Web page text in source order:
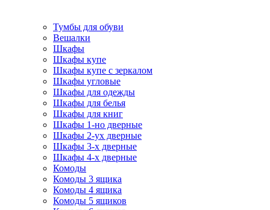
Тумбы для обуви
Вешалки
Шкафы
Шкафы купе
Шкафы купе с зеркалом
Шкафы угловые
Шкафы для одежды
Шкафы для белья
Шкафы для книг
Шкафы 1-но дверные
Шкафы 2-ух дверные
Шкафы 3-х дверные
Шкафы 4-х дверные
Комоды
Комоды 3 ящика
Комоды 4 ящика
Комоды 5 ящиков